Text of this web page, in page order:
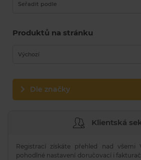
Seřadit podle
Produktů na stránku
Výchozí
Dle značky
Klientská
Registrací získáte přehled nad všemi
pohodlné nastavení doručovací i